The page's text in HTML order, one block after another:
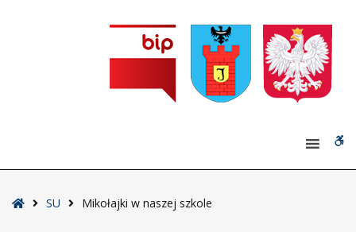
Strona
SU Mikołajki w naszej szkole